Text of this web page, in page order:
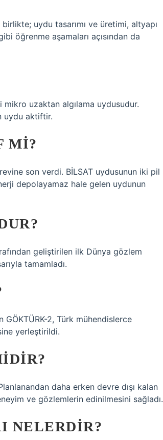
uydu tasarımı ve üretimi, altyapı
öğrenme aşamaları açısından da
mikro uzaktan algılama uydusudur.
uydu aktiftir.
MI?
son verdi. BİLSAT uydusunun iki pil
depolayamaz hale gelen uydunun
geliştirilen ilk Dünya gözlem
tamamladı.
2, Türk mühendislerce
yerleştirildi.
daha erken devre dışı kalan
ve gözlemlerin edinilmesini sağladı.
NELERDIR?